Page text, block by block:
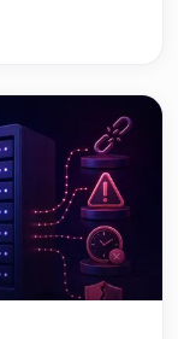
algoritmy, jako